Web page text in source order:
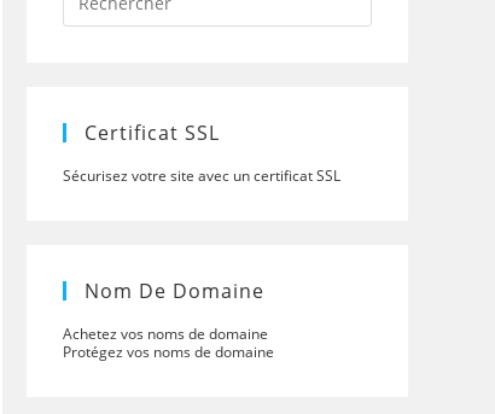
to
Certificat SSL
Sécurisez votre site avec un certificat SSL
Nom De Domaine
Achetez vos noms de domaine
Protégez vos noms de domaine